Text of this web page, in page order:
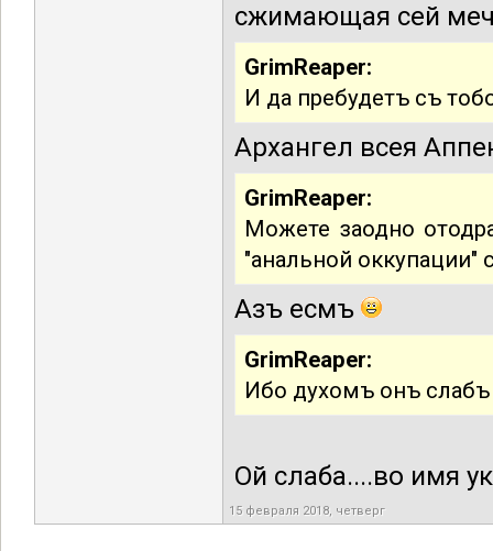
сжимающая сей
GrimReaper:
И да пребудетъ съ
Архангел всея
GrimReaper:
Можете заодно
"анальной оккупации"
Азъ есмъ
GrimReaper:
Ибо духомъ онъ
Ой слаба....во имя
15 февраля 2018, четверг